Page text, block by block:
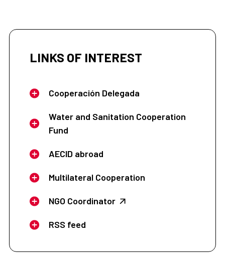
LINKS OF INTEREST
Cooperación Delegada
Water and Sanitation Cooperation
Fund
AECID abroad
Multilateral Cooperation
NGO Coordinator
RSS feed